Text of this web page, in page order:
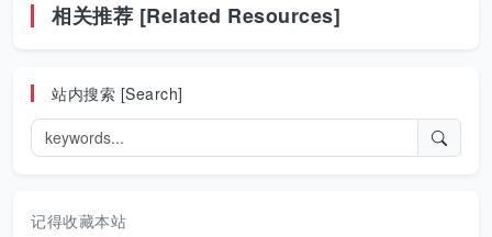
相关推荐 [Related Resources]
站内搜索 [Search]
记得收藏本站